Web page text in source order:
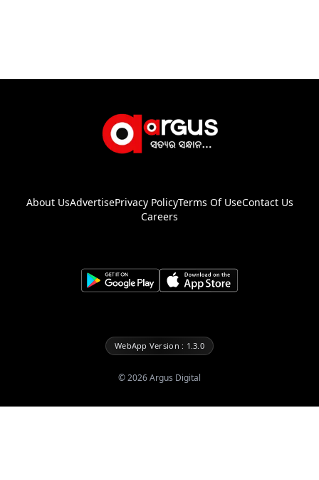
About UsAdvertisePrivacy PolicyTerms Of UseContact Us
Careers
WebApp Version : 1.3.0
©2026Argus Digital